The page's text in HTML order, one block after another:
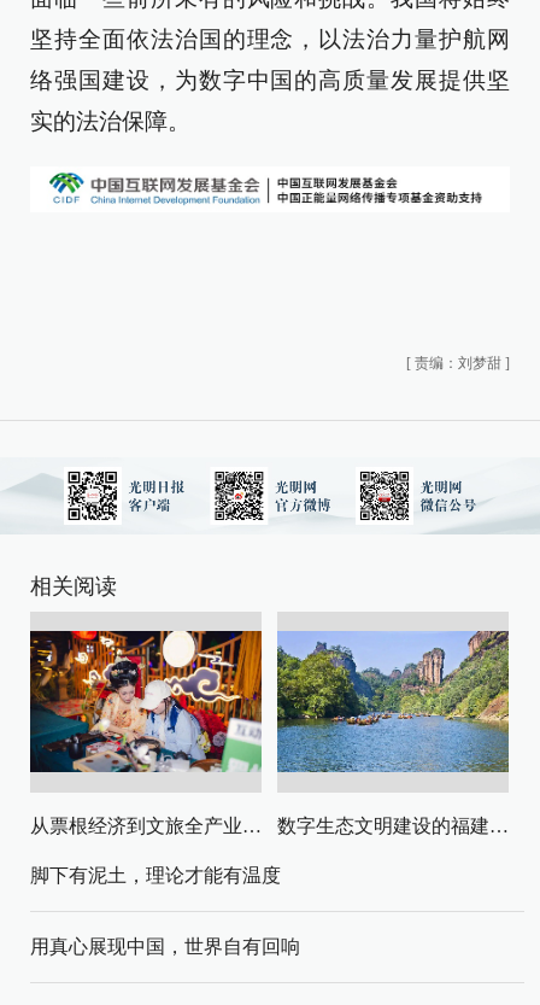
坚持全面依法治国的理念，以法治力量护航网
络强国建设，为数字中国的高质量发展提供坚
实的法治保障。
[ 责编：刘梦甜 ]
相关阅读
从票根经济到文旅全产业链升级 数字生态文明建设的福建路径与启示
脚下有泥土，理论才能有温度
用真心展现中国，世界自有回响